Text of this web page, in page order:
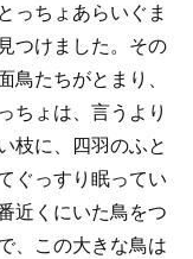
っちょあらいぐま
つけました。その
鳥たちがとまり、
ちょは、言うより
枝に、四羽のふと
ぐっすり眠ってい
近くにいた鳥をつ
、この大きな鳥は